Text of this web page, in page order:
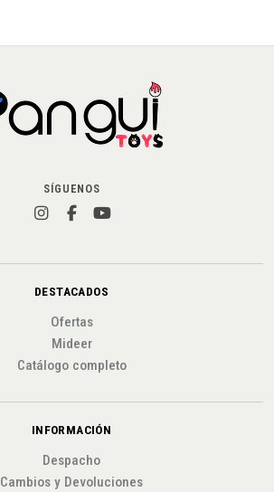
SÍGUENOS
DESTACADOS
Ofertas
Mideer
Catálogo completo
INFORMACIÓN
Despacho
Cambios y Devoluciones